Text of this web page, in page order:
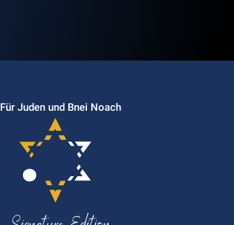
Für Juden und Bnei Noach